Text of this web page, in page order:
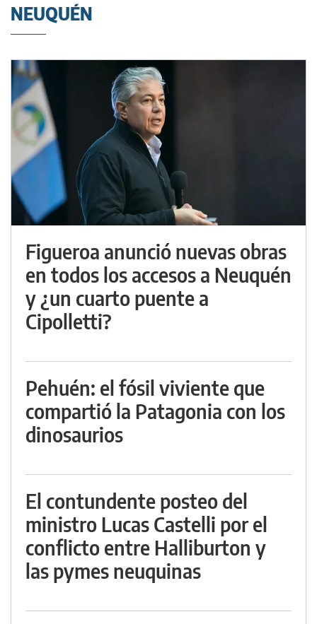
NEUQUÉN
Figueroa anunció nuevas obras
en todos los accesos a Neuquén
y ¿un cuarto puente a
Cipolletti?
Pehuén: el fósil viviente que
compartió la Patagonia con los
dinosaurios
El contundente posteo del
ministro Lucas Castelli por el
conflicto entre Halliburton y
las pymes neuquinas